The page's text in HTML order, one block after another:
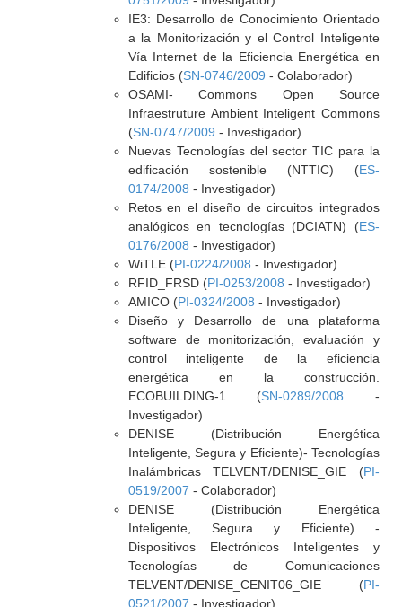
IE3: Desarrollo de Conocimiento Orientado
a la Monitorización y el Control Inteligente
Vía Internet de la Eficiencia Energética en
Edificios (SN-0746/2009 - Colaborador)
OSAMI- Commons Open Source
Infraestruture Ambient Inteligent Commons
(SN-0747/2009 - Investigador)
Nuevas Tecnologías del sector TIC para la
edificación sostenible (NTTIC) (ES-
0174/2008 - Investigador)
Retos en el diseño de circuitos integrados
analógicos en tecnologías (DCIATN) (ES-
0176/2008 - Investigador)
WiTLE (PI-0224/2008 - Investigador)
RFID_FRSD (PI-0253/2008 - Investigador)
AMICO (PI-0324/2008 - Investigador)
Diseño y Desarrollo de una plataforma
software de monitorización, evaluación y
control inteligente de la eficiencia
energética en la construcción.
ECOBUILDING-1 (SN-0289/2008 -
Investigador)
DENISE (Distribución Energética
Inteligente, Segura y Eficiente)- Tecnologías
Inalámbricas TELVENT/DENISE_GIE (PI-
0519/2007 - Colaborador)
DENISE (Distribución Energética
Inteligente, Segura y Eficiente) -
Dispositivos Electrónicos Inteligentes y
Tecnologías de Comunicaciones
TELVENT/DENISE_CENIT06_GIE (PI-
0521/2007 - Investigador)